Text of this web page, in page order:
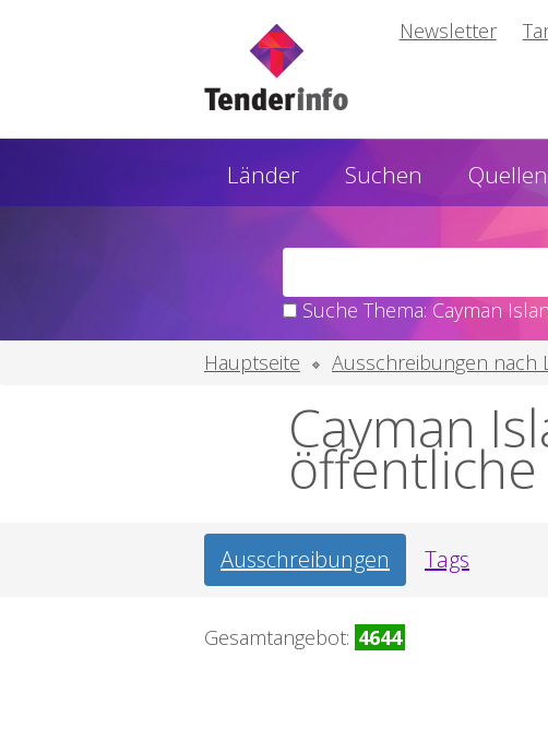
Newsletter
Länder Suchen Quellen
Suche Thema: Cayman
Hauptseite
Ausschreibungen nach
Cayman
Ausschreibungen Tags
Gesamtangebot: 4644